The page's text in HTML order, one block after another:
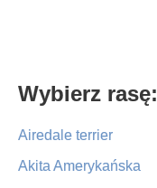
Primary
Sidebar
Wybierz rasę:
Airedale terrier
Akita Amerykańska